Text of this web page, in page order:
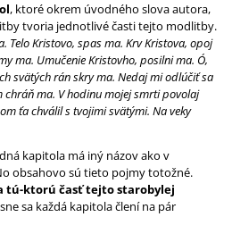
, ktoré okrem úvodného slova autora,
tvoria jednotlivé časti tejto modlitby.
Telo Kristovo, spas ma. Krv Kristova, opoj
ma. Umučenie Kristovho, posilni ma. Ó,
svätých rán skry ma. Nedaj mi odlúčiť sa
ma. V hodinu mojej smrti povolaj
ťa chválil s tvojimi svätými. Na veky
kapitola má iný názov ako v
obsahovo sú tieto pojmy totožné.
tú-ktorú časť tejto starobylej
sa každá kapitola člení na pár